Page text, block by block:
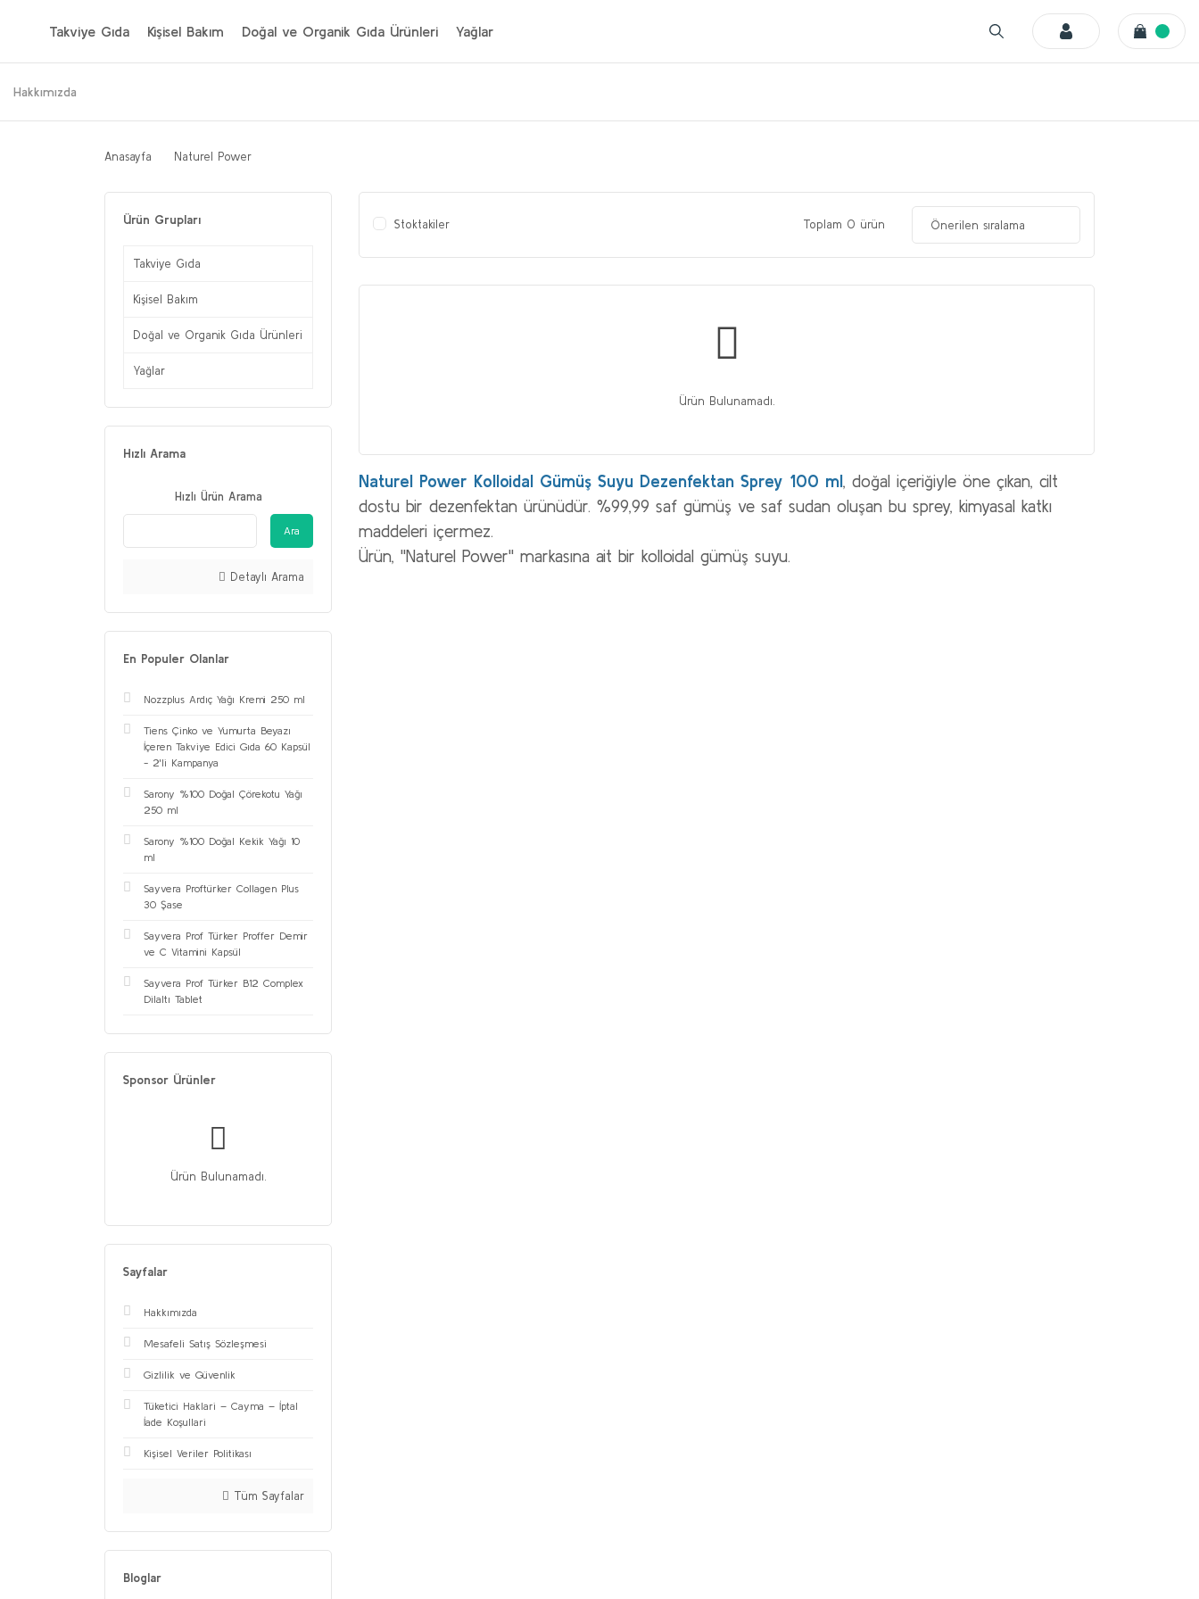
Takviye Gıda Kişisel Bakım Doğal ve Organik Gıda Ürünleri Yağlar
Hakkımızda
Anasayfa Naturel Power
Ürün Grupları
Takviye Gıda
Kişisel Bakım
Doğal ve Organik Gıda Ürünleri
Yağlar
Hızlı Arama
Hızlı Ürün Arama
Ara
Detaylı Arama
En Populer Olanlar
Nozzplus Ardıç Yağı Kremi 250 ml
Tiens Çinko ve Yumurta Beyazı
İçeren Takviye Edici Gıda 60 Kapsül
- 2'li Kampanya
Sarony %100 Doğal Çörekotu Yağı
250 ml
Sarony %100 Doğal Kekik Yağı 10
ml
Sayvera Proftürker Collagen Plus
30 Şase
Sayvera Prof Türker Proffer Demir
ve C Vitamini Kapsül
Sayvera Prof Türker B12 Complex
Dilaltı Tablet
Sponsor Ürünler
Ürün Bulunamadı.
Sayfalar
Hakkımızda
Mesafeli Satış Sözleşmesi
Gizlilik ve Güvenlik
Tüketici Haklari – Cayma – İptal
İade Koşullari
Kişisel Veriler Politikası
Tüm Sayfalar
Bloglar
Stoktakiler Toplam 0 ürün
Ürün Bulunamadı.
Naturel Power Kolloidal Gümüş Suyu Dezenfektan Sprey 100 ml, doğal içeriğiyle öne çıkan, cilt
dostu bir dezenfektan ürünüdür. %99,99 saf gümüş ve saf sudan oluşan bu sprey, kimyasal katkı
maddeleri içermez.
Ürün, "Naturel Power" markasına ait bir kolloidal gümüş suyu.